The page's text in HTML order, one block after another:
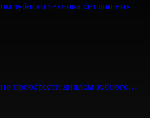
зубного техника без лишних
приобрести диплом зубного…